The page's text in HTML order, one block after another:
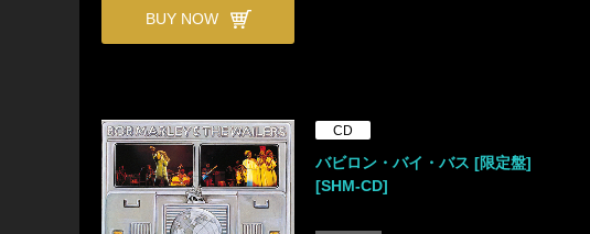
BUY NOW
CD
バビロン・バイ・バス [限定盤]
[SHM-CD]